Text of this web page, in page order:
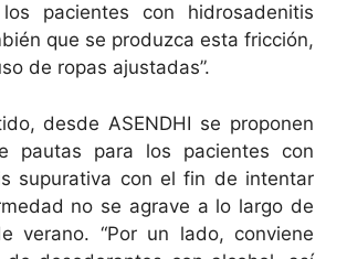
pacientes con hidrosadenitis
que se produzca esta fricción,
de ropas ajustadas”.
desde ASENDHI se proponen
pautas para los pacientes con
supurativa con el fin de intentar
no se agrave a lo largo de
verano. “Por un lado, conviene